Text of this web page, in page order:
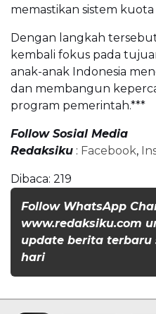
memastikan sistem
Dengan langkah
kembali fokus pada
anak-anak Indonesia
dan membangun
program pemerintah.***
Follow Sosial Media
Redaksiku : Facebook,
Dibaca: 219
Follow WhatsApp
www.redaksiku.com
update berita terbaru
hari